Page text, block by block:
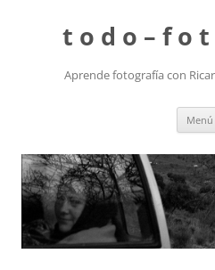
t o d o – f o
Aprende fotografía con
Menú